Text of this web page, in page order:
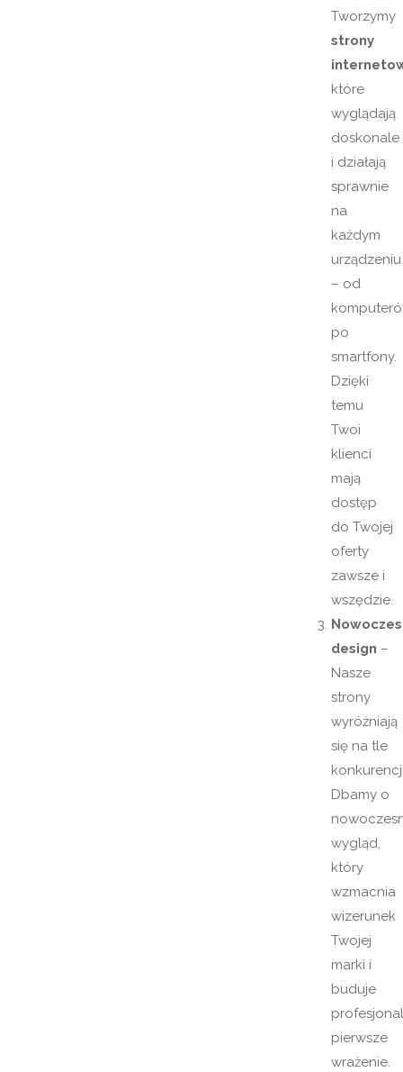
Tworzymy
strony
które
wyglądają
doskonale
i działają
sprawnie
na
każdym
urządzeniu
– od
po
smartfony.
Dzięki
temu
Twoi
klienci
mają
dostęp
do Twojej
oferty
zawsze i
wszędzie.
design –
Nasze
strony
wyróżniają
się na tle
Dbamy o
wygląd,
który
wzmacnia
wizerunek
Twojej
marki i
buduje
pierwsze
wrażenie.